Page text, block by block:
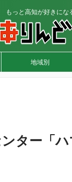
もっと高知が好きにな
地域別
ター「